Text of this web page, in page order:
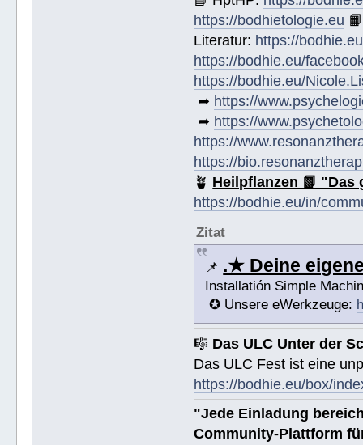
https://bodhietologie.eu 📙
Literatur: https://
https://bodhie.eu/
https://bodhie.eu/
➦ https://
➦ https://
https://
https://
🪴 Heilpflanzen 📗
https://bodhie.eu/in/
Zitat
📌 .★ Deine
Installatión Simple
✪ Unsere eWerkzeuge:
🎼 Das ULC Unter der
Das ULC Fest ist eine
https://bodhie.eu/box/
"Jede Einladung
Community-Plattform